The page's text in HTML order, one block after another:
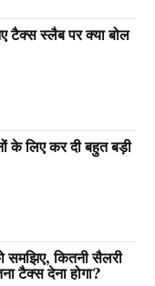
टैक्स स्लैब पर क्या बोल
के लिए कर दी बहुत बड़ी
समझिए, कितनी सैलरी
टैक्स देना होगा?